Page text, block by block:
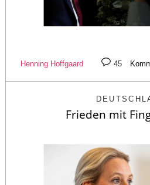
Henning Hoffgaard 45
Frieden mit